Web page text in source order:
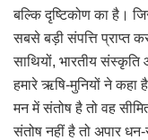
बल्कि दृष्टिकोण का है।
सबसे बड़ी संपत्ति प्राप्त
साथियों, भारतीय संस्कृति
हमारे ऋषि-मुनियों ने कहा
मन में संतोष है तो वह
संतोष नहीं है तो अपार